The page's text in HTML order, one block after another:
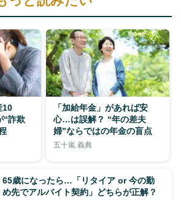
10
“詐欺
「加給年金」があれば安
心…は誤解？ “年の差夫
婦”ならではの年金の盲点
五十嵐 義典
65歳になったら…「リタイア or 今の勤
め先でアルバイト契約」どちらが正解？